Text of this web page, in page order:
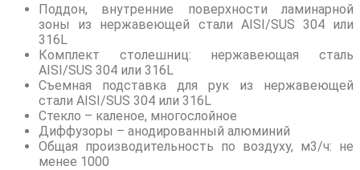
Поддон, внутренние поверхности ламинарной
зоны из нержавеющей стали AISI/SUS 304 или
316L
Комплект столешниц: нержавеющая сталь
AISI/SUS 304 или 316L
Съемная подставка для рук из нержавеющей
стали AISI/SUS 304 или 316L
Стекло – каленое, многослойное
Диффузоры – анодированный алюминий
Общая производительность по воздуху, м3/ч: не
менее 1000